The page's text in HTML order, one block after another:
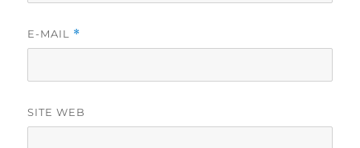
E-MAIL *
SITE WEB